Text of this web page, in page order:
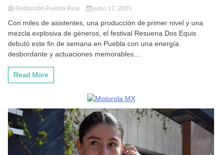
Redacción Puebla Real junio 17, 2025
Con miles de asistentes, una producción de primer nivel y una
mezcla explosiva de géneros, el festival Resuena Dos Equis
debutó este fin de semana en Puebla con una energía
desbordante y actuaciones memorables....
Read More